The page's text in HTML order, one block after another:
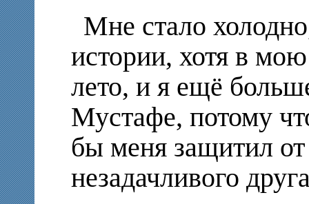
Мне стало
истории, хотя в
лето, и я ещё
Мустафе, потому
бы меня защитил от
незадачливого